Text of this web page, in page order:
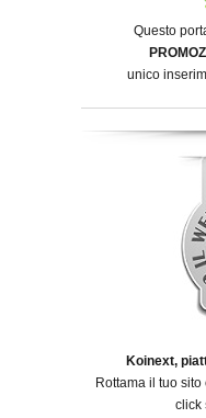
Questo
unico
Koinext,
Rottama il tuo
click